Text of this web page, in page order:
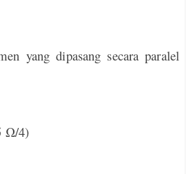
yang dipasang secara paralel
Ω/4)